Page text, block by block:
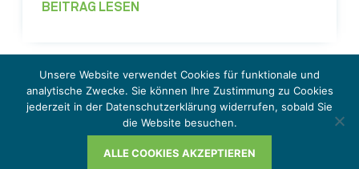
BEITRAG LESEN
© Schmalenbach IMPULSE 2026
Unsere Website verwendet Cookies für funktionale und
analytische Zwecke. Sie können Ihre Zustimmung zu Cookies
jederzeit in der Datenschutzerklärung widerrufen, sobald Sie
die Website besuchen.
ALLE COOKIES AKZEPTIEREN